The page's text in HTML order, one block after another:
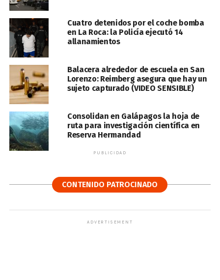
Cuatro detenidos por el coche bomba
en La Roca: la Policía ejecutó 14
allanamientos
Balacera alrededor de escuela en San
Lorenzo: Reimberg asegura que hay un
sujeto capturado (VIDEO SENSIBLE)
Consolidan en Galápagos la hoja de
ruta para investigación científica en
Reserva Hermandad
PUBLICIDAD
CONTENIDO PATROCINADO
ADVERTISEMENT